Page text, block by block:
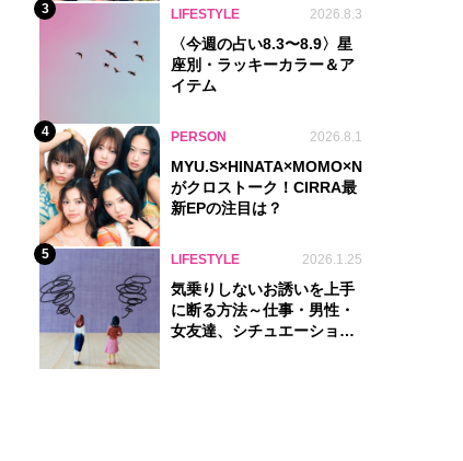
3 LIFESTYLE 2026.8.3
〈今週の占い8.3〜8.9〉星
座別・ラッキーカラー＆ア
イテム
4 PERSON 2026.8.1
がクロストーク！CIRRA最
新EPの注目は？
5 LIFESTYLE 2026.1.25
気乗りしないお誘いを上手
に断る方法～仕事・男性・
女友達、シチュエーション